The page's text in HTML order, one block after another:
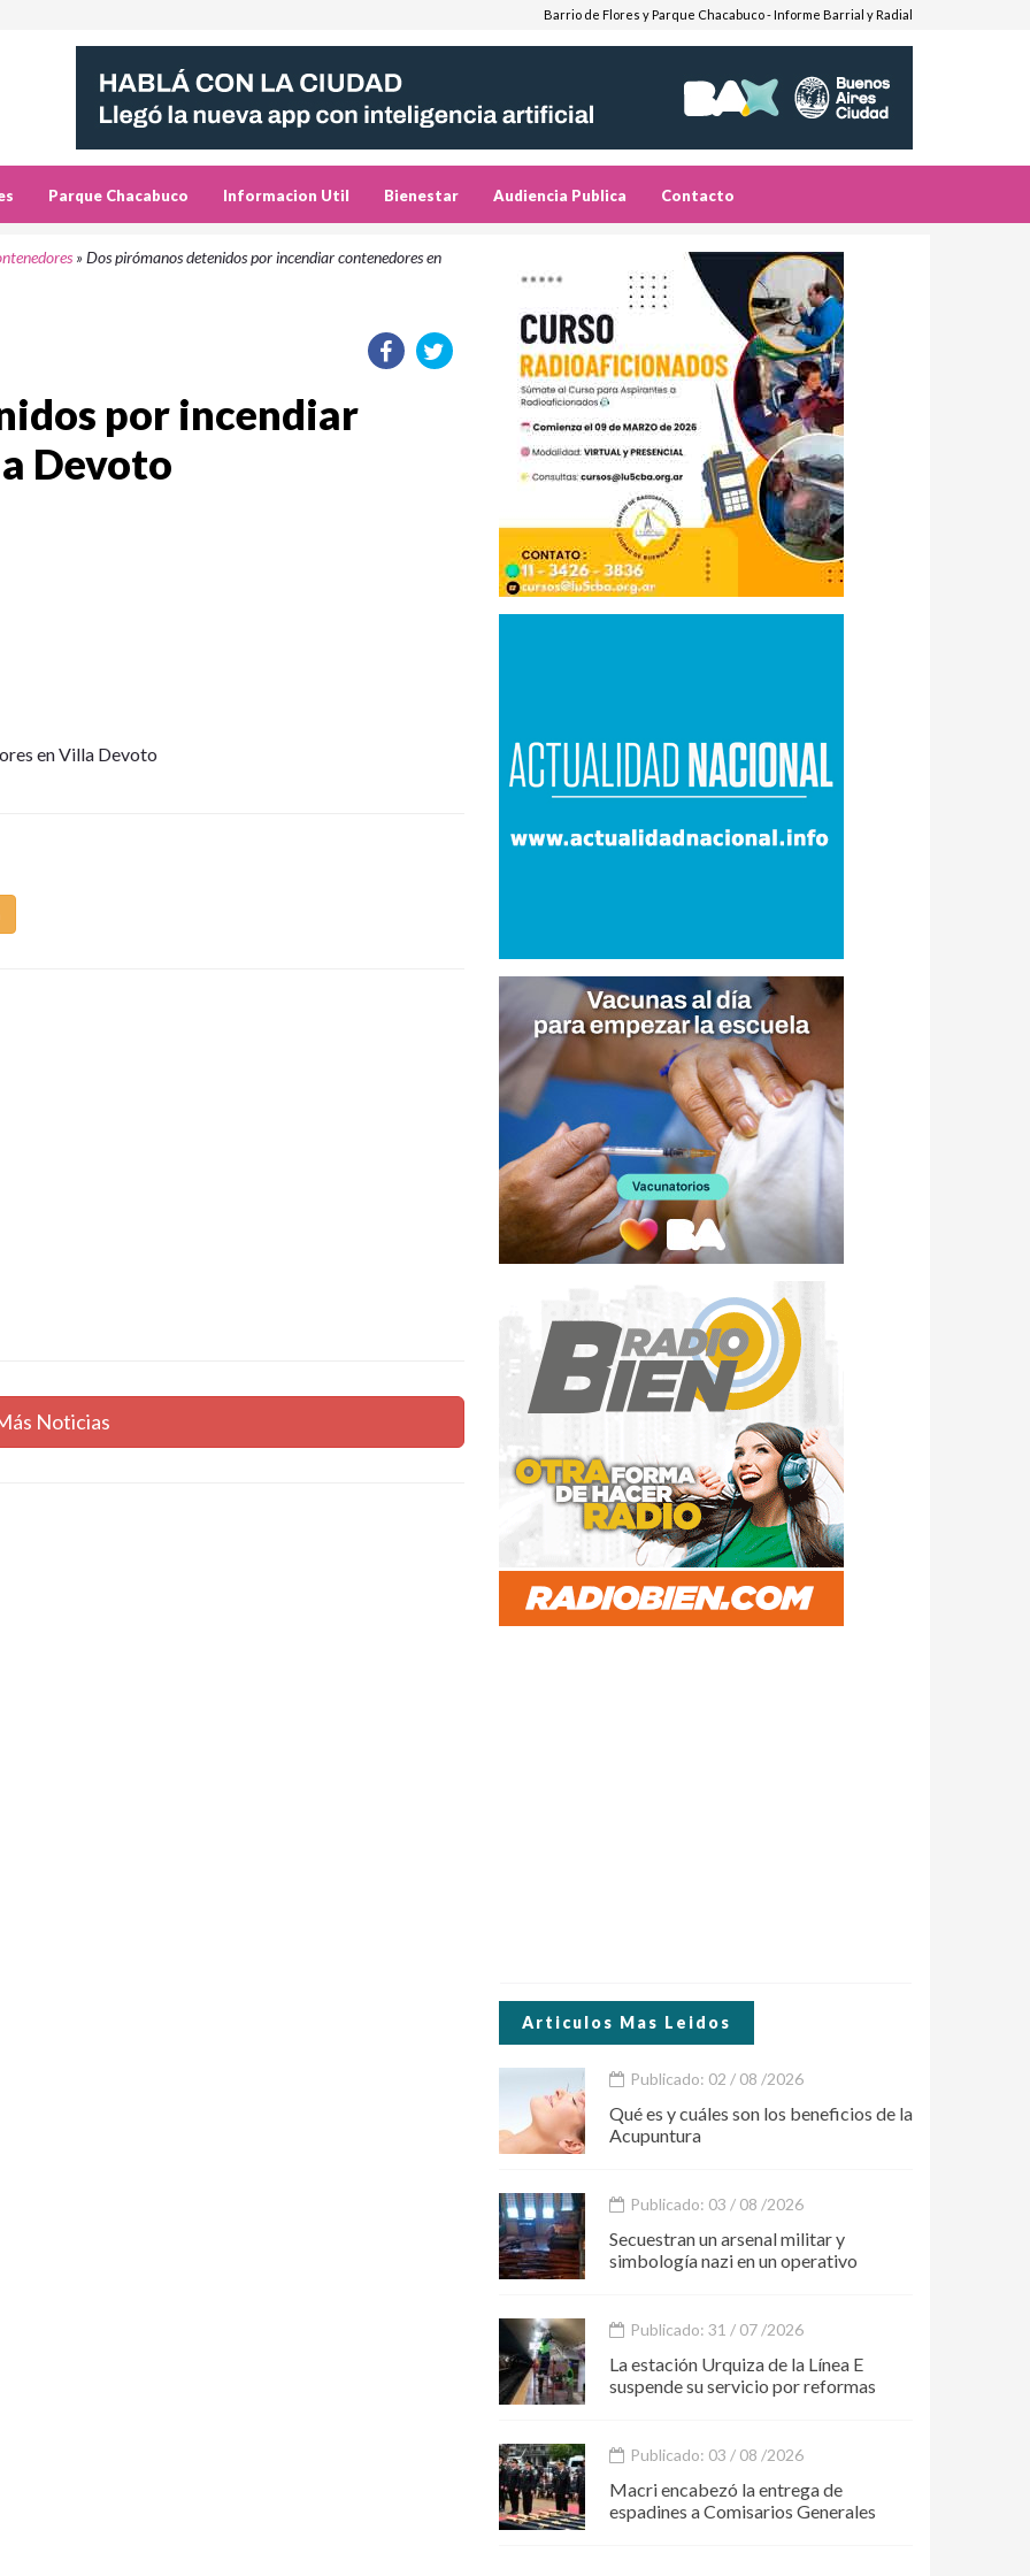
Barrio de Flores y Parque Chacabuco - Informe Barrial y Radial
Parque Chacabuco Informacion Util Bienestar Audiencia Publica Contacto
»Dos pirómanos detenidos por incendiar contenedores en
por incendiar
Devoto
en Villa Devoto
Noticias
Articulos Mas Leidos
Publicado: 02 / 08 /2026
Qué es y cuáles son los beneficios de la
Acupuntura
Publicado: 03 / 08 /2026
Secuestran un arsenal militar y
simbología nazi en un operativo
Publicado: 31 / 07 /2026
La estación Urquiza de la Línea E
suspende su servicio por reformas
Publicado: 03 / 08 /2026
Macri encabezó la entrega de
espadines a Comisarios Generales